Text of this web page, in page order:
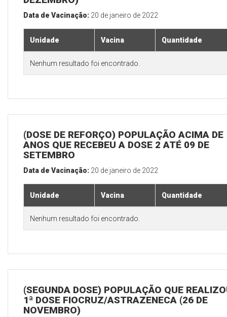
Data de Vacinação: 20 de janeiro de 2022
Unidade Vacina Quantidade
Nenhum resultado foi encontrado.
(DOSE DE REFORÇO) POPULAÇÃO ACIMA DE
ANOS QUE RECEBEU A DOSE 2 ATÉ 09 DE
SETEMBRO
Data de Vacinação: 20 de janeiro de 2022
Unidade Vacina Quantidade
Nenhum resultado foi encontrado.
(SEGUNDA DOSE) POPULAÇÃO QUE
1ª DOSE FIOCRUZ/ASTRAZENECA (26 DE
NOVEMBRO)